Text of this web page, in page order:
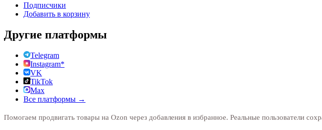
Подписчики
Добавить в корзину
Другие платформы
Telegram
Instagram*
VK
TikTok
Max
Все платформы →
Помогаем продвигать товары на Ozon через добавления в избранное. Реальные пользователи